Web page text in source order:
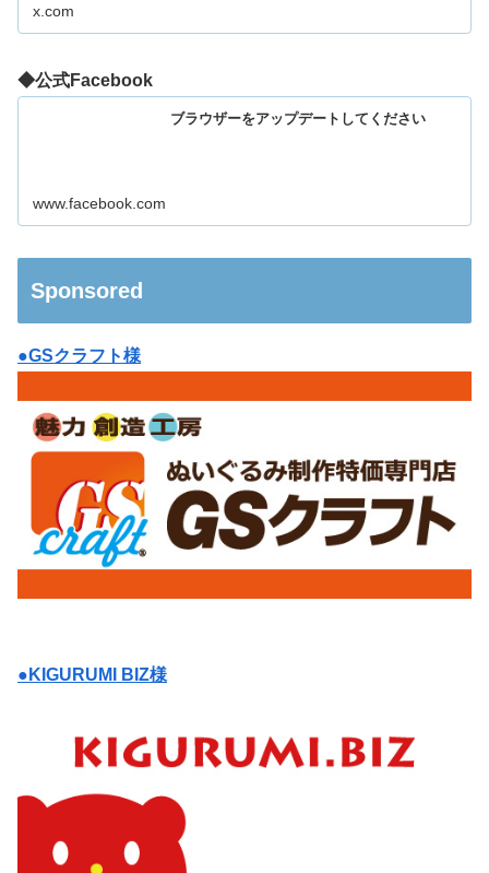
x.com
◆公式Facebook
ブラウザーをアップデートしてください
www.facebook.com
Sponsored
●GSクラフト様
●KIGURUMI BIZ様